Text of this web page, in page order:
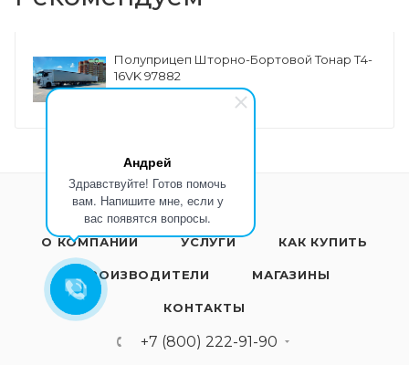
Андрей
Здравствуйте! Готов помочь
вам. Напишите мне, если у
вас появятся вопросы.
Полуприцеп Шторно-Бортовой Тонар Т4-
16VK 97882
О КОМПАНИИ УСЛУГИ КАК КУПИТЬ
ПРОИЗВОДИТЕЛИ МАГАЗИНЫ
КОНТАКТЫ
+7 (800) 222-91-90